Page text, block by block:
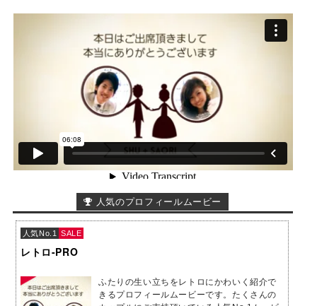
人気のプロフィールムービー
人気No.1 SALE
レトロ-PRO
ふたりの生い立ちをレトロにかわいく紹介で
きるプロフィールムービーです。たくさんの